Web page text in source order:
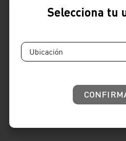
Cambios y devoluciones:
: Tienes hasta 7
producto para realizar tus cambios y
01) 604 4646
Selecciona tu
Ubicación